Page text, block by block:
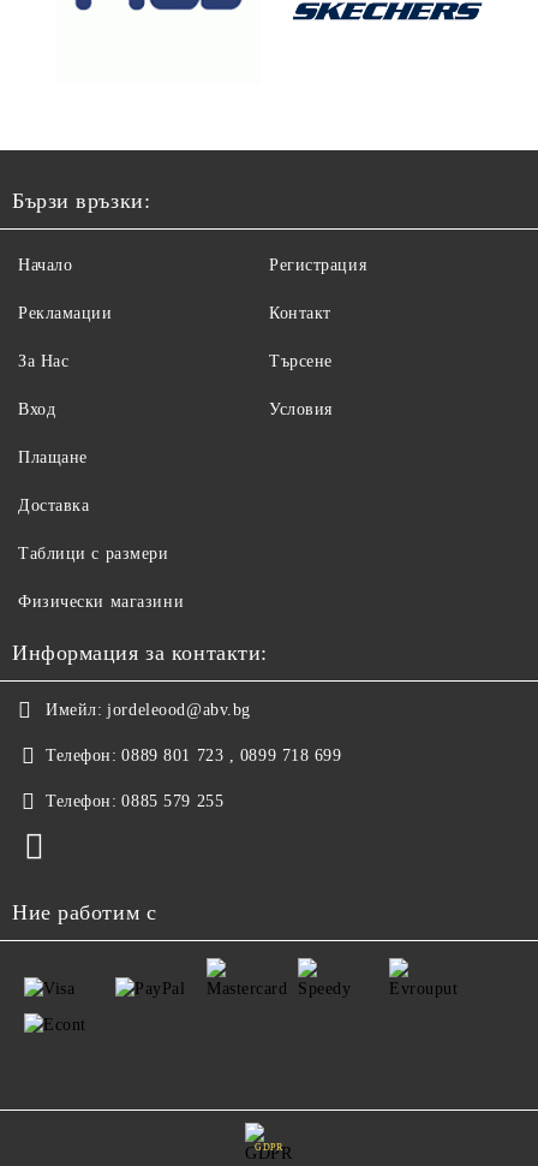
Бързи връзки:
Начало
Рекламации
За Нас
Вход
Регистрация
Контакт
Търсене
Условия
Плащане
Доставка
Таблици с размери
Физически магазини
Информация за контакти:
Имейл: jordeleood@abv.bg
Телефон: 0889 801 723 , 0899 718 699
Телефон: 0885 579 255
Ние работим с
GDPR